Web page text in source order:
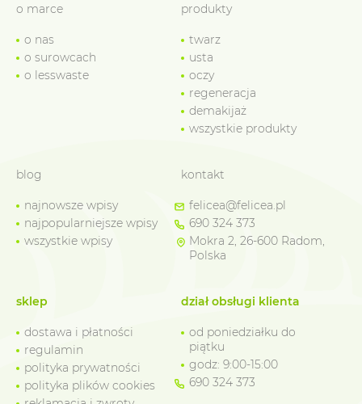
o marce
o nas
o surowcach
o lesswaste
produkty
twarz
usta
oczy
regeneracja
demakijaż
wszystkie produkty
blog
najnowsze wpisy
najpopularniejsze wpisy
wszystkie wpisy
kontakt
felicea@felicea.pl
690 324 373
Mokra 2, 26-600 Radom,
Polska
sklep
dostawa i płatności
regulamin
polityka prywatności
polityka plików cookies
dział obsługi klienta
od poniedziałku do
piątku
godz: 9:00-15:00
690 324 373